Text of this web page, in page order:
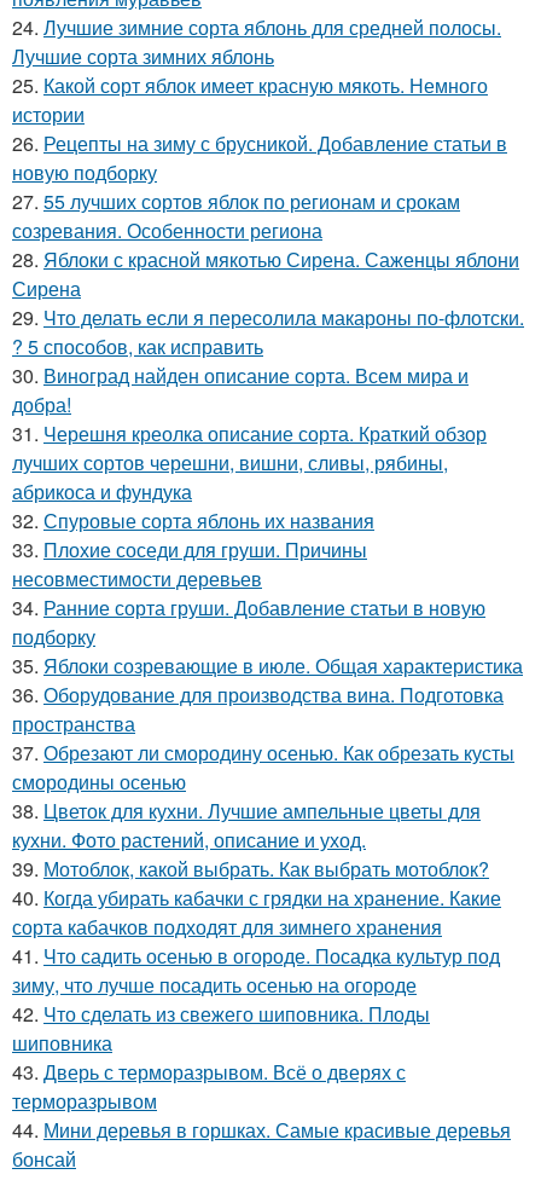
24. Лучшие зимние сорта яблонь для средней полосы.
Лучшие сорта зимних яблонь
25. Какой сорт яблок имеет красную мякоть. Немного
истории
26. Рецепты на зиму с брусникой. Добавление статьи в
новую подборку
27. 55 лучших сортов яблок по регионам и срокам
созревания. Особенности региона
28. Яблоки с красной мякотью Сирена. Саженцы яблони
Сирена
29. Что делать если я пересолила макароны по-флотски.
? 5 способов, как исправить
30. Виноград найден описание сорта. Всем мира и
добра!
31. Черешня креолка описание сорта. Краткий обзор
лучших сортов черешни, вишни, сливы, рябины,
абрикоса и фундука
32. Спуровые сорта яблонь их названия
33. Плохие соседи для груши. Причины
несовместимости деревьев
34. Ранние сорта груши. Добавление статьи в новую
подборку
35. Яблоки созревающие в июле. Общая характеристика
36. Оборудование для производства вина. Подготовка
пространства
37. Обрезают ли смородину осенью. Как обрезать кусты
смородины осенью
38. Цветок для кухни. Лучшие ампельные цветы для
кухни. Фото растений, описание и уход.
39. Мотоблок, какой выбрать. Как выбрать мотоблок?
40. Когда убирать кабачки с грядки на хранение. Какие
сорта кабачков подходят для зимнего хранения
41. Что садить осенью в огороде. Посадка культур под
зиму, что лучше посадить осенью на огороде
42. Что сделать из свежего шиповника. Плоды
шиповника
43. Дверь с терморазрывом. Всё о дверях с
терморазрывом
44. Мини деревья в горшках. Самые красивые деревья
бонсай